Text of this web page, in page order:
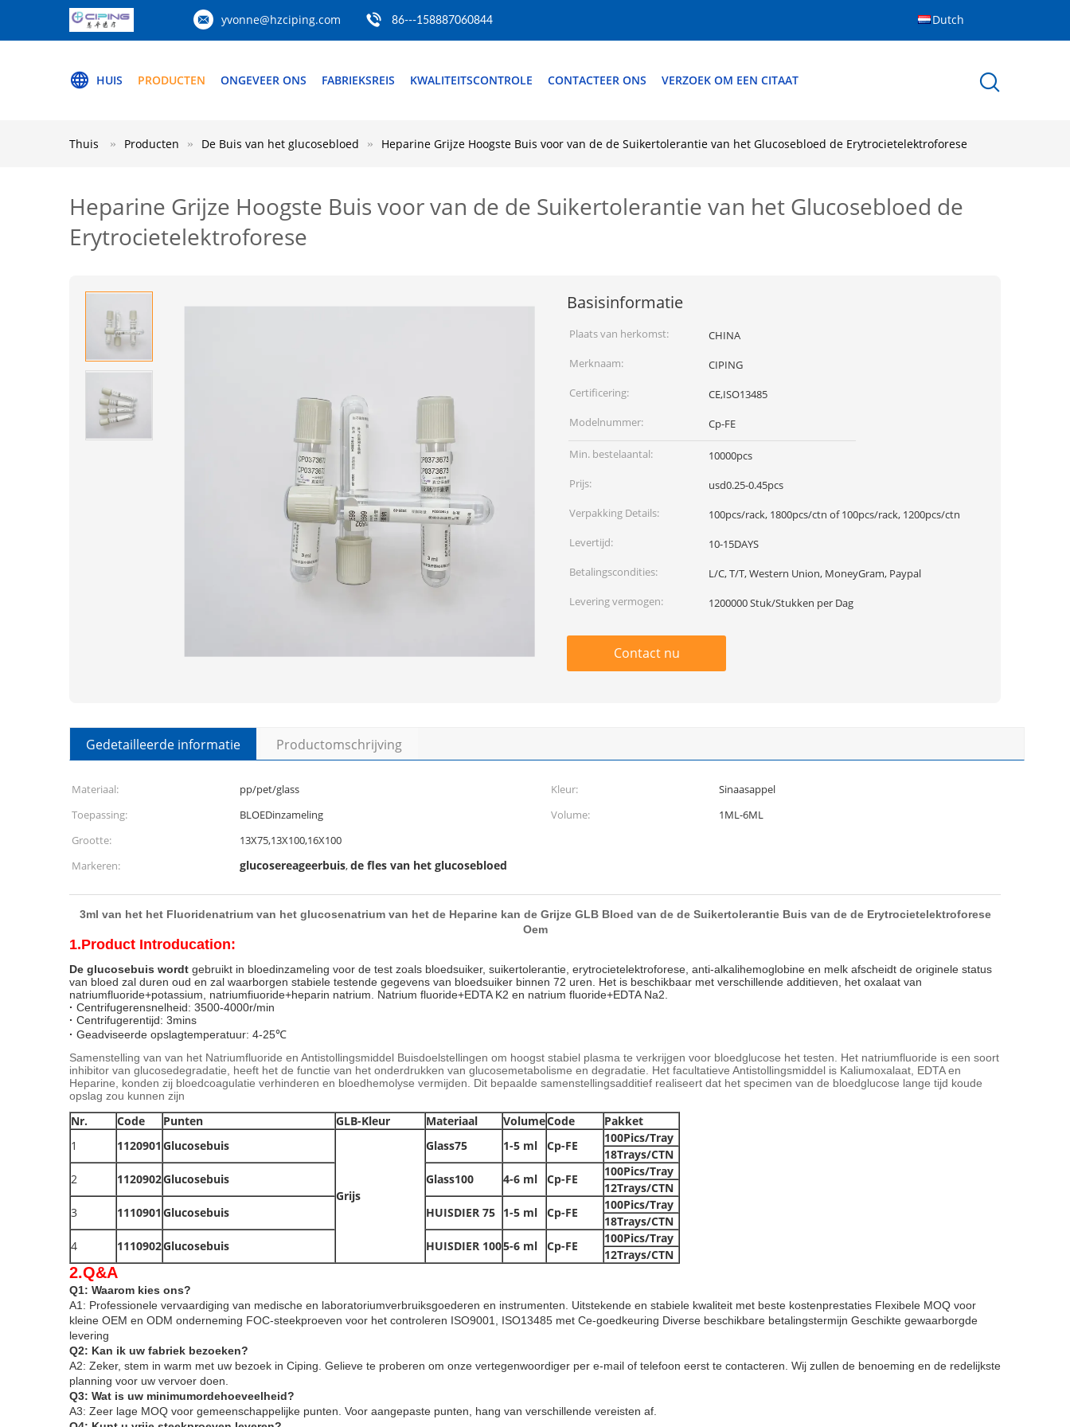
yvonne@hzciping.com 86---158887060844 Dutch
HUIS PRODUCTEN ONGEVEER ONS FABRIEKSREIS KWALITEITSCONTROLE CONTACTEER ONS VERZOEK OM EEN CITAAT
Thuis Producten De Buis van het glucosebloed Heparine Grijze Hoogste Buis voor van de de Suikertolerantie van het Glucosebloed de Erytrocietelektroforese
Heparine Grijze Hoogste Buis voor van de de Suikertolerantie van het Glucosebloed de
Erytrocietelektroforese
Basisinformatie
Plaats van herkomst:
CHINA
Merknaam:
CIPING
Certificering:
CE,ISO13485
Modelnummer:
Cp-FE
Min. bestelaantal:
10000pcs
Prijs:
usd0.25-0.45pcs
Verpakking Details:
100pcs/rack, 1800pcs/ctn of 100pcs/rack, 1200pcs/ctn
Levertijd:
10-15DAYS
Betalingscondities:
L/C, T/T, Western Union, MoneyGram, Paypal
Levering vermogen:
1200000 Stuk/Stukken per Dag
Contact nu
Gedetailleerde informatie Productomschrijving
Materiaal: pp/pet/glass Kleur:
Sinaasappel
Toepassing:
BLOEDinzameling Volume:
1ML-6ML
Grootte:
13X75,13X100,16X100
Markeren:
glucosereageerbuis,de fles van het glucosebloed
3ml van het het Fluoridenatrium van het glucosenatrium van het de Heparine kan de Grijze GLB Bloed van de de Suikertolerantie Buis van de de Erytrocietelektroforese
Oem
1.Product Introducation:
De glucosebuis wordt gebruikt in bloedinzameling voor de test zoals bloedsuiker, suikertolerantie, erytrocietelektroforese, anti-alkalihemoglobine en melk afscheidt de originele status
van bloed zal duren oud en zal waarborgen stabiele testende gegevens van bloedsuiker binnen 72 uren. Het is beschikbaar met verschillende additieven, het oxalaat van
natriumfluoride+potassium, natriumfiuoride+heparin natrium. Natrium fluoride+EDTA K2 en natrium fluoride+EDTA Na2.
· Centrifugerensnelheid: 3500-4000r/min
· Centrifugerentijd: 3mins
· Geadviseerde opslagtemperatuur: 4-25℃
Samenstelling van van het Natriumfluoride en Antistollingsmiddel Buisdoelstellingen om hoogst stabiel plasma te verkrijgen voor bloedglucose het testen. Het natriumfluoride is een soort
inhibitor van glucosedegradatie, heeft het de functie van het onderdrukken van glucosemetabolisme en degradatie. Het facultatieve Antistollingsmiddel is Kaliumoxalaat, EDTA en
Heparine, konden zij bloedcoagulatie verhinderen en bloedhemolyse vermijden. Dit bepaalde samenstellingsadditief realiseert dat het specimen van de bloedglucose lange tijd koude
opslag zou kunnen zijn
Nr. Code Punten GLB-Kleur Materiaal VolumeCode
Pakket
1
1120901 Glucosebuis
Grijs
Glass75 1-5 ml Cp-FE
100Pics/Tray
18Trays/CTN
2
1120902Glucosebuis Glass100 4-6 ml Cp-FE
100Pics/Tray
12Trays/CTN
3
1110901 Glucosebuis HUISDIER 75 1-5 ml Cp-FE
100Pics/Tray
18Trays/CTN
4
1110902Glucosebuis HUISDIER 1005-6 ml Cp-FE
100Pics/Tray
12Trays/CTN
2.Q&A
Q1: Waarom kies ons?
A1: Professionele vervaardiging van medische en laboratoriumverbruiksgoederen en instrumenten. Uitstekende en stabiele kwaliteit met beste kostenprestaties Flexibele MOQ voor
kleine OEM en ODM onderneming FOC-steekproeven voor het controleren ISO9001, ISO13485 met Ce-goedkeuring Diverse beschikbare betalingstermijn Geschikte gewaarborgde
levering
Q2: Kan ik uw fabriek bezoeken?
A2: Zeker, stem in warm met uw bezoek in Ciping . Gelieve te proberen om onze vertegenwoordiger per e-mail of telefoon eerst te contacteren. Wij zullen de benoeming en de redelijkste
planning voor uw vervoer doen.
Q3: Wat is uw minimumordehoeveelheid?
A3: Zeer lage MOQ voor gemeenschappelijke punten. Voor aangepaste punten, hang van verschillende vereisten af.